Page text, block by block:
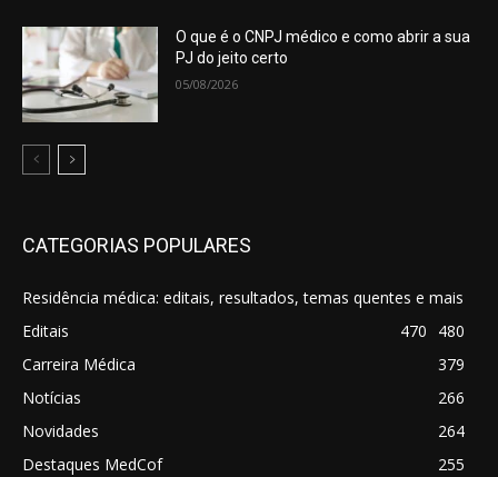
O que é o CNPJ médico e como abrir a sua
PJ do jeito certo
05/08/2026
CATEGORIAS POPULARES
Residência médica: editais, resultados, temas quentes e mais
480
Editais
470
Carreira Médica
379
Notícias
266
Novidades
264
Destaques MedCof
255